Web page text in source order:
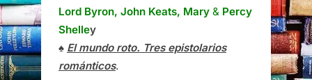
Lord Byron, John Keats, Mary & Percy
Shelley
♠ El mundo roto. Tres epistolarios
románticos.